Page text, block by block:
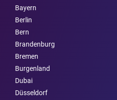
Bayern
Berlin
Bern
Brandenburg
Bremen
Burgen­land
Dubai
Düsseldorf